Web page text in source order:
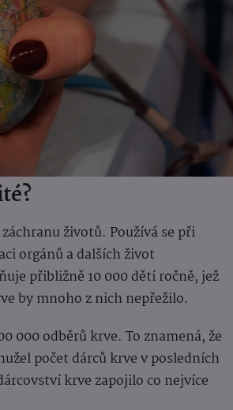
životů. Používá se při
orgánů a dalších život
přibližně 10 000 dětí ročně, jež
by mnoho z nich nepřežilo.
000 odběrů krve. To znamená, že
počet dárců krve v posledních
krve zapojilo co nejvíce